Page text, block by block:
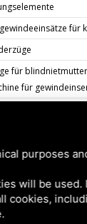
für
für
für
|Rechtliche
purposes
will be
cookies,